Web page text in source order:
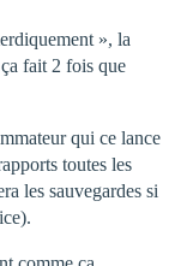
», la
fait 2 fois que
qui ce lance
toutes les
les sauvegardes si